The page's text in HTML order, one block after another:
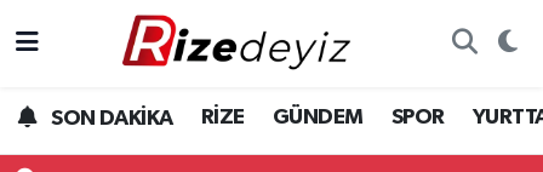
SON DAKİKA RİZE GÜNDEM SPOR
Gündem
Rize Hava Durumu